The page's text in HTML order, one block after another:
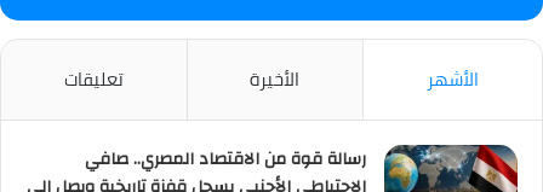
الأشهر الأخيرة تعليقات
رسالة قوة من الاقتصاد المصري.. صافي